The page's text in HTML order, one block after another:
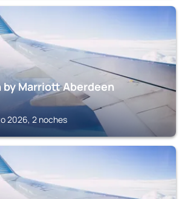
by Marriott Aberdeen
2026, 2 noches